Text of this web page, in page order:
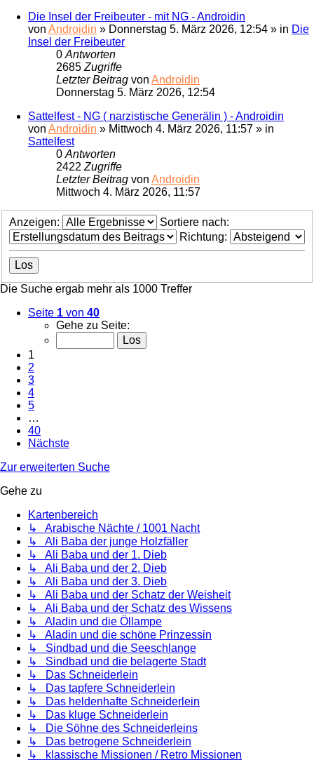
Die Insel der Freibeuter - mit NG - Androidin
von Androidin » Donnerstag 5. März 2026, 12:54 » in Die
Insel der Freibeuter
0Antworten
2685Zugriffe
Letzter Beitrag von Androidin
Donnerstag 5. März 2026, 12:54
Sattelfest - NG ( narzistische Generälin ) - Androidin
von Androidin » Mittwoch 4. März 2026, 11:57 » in
Sattelfest
0Antworten
2422Zugriffe
Letzter Beitrag von Androidin
Mittwoch 4. März 2026, 11:57
Anzeigen:
Sortiere nach:
Richtung:
Die Suche ergab mehr als 1000 Treffer
Seite 1 von 40
Gehe zu Seite:
1
2
3
4
5
…
40
Nächste
Zur erweiterten Suche
Gehe zu
Kartenbereich
↳ Arabische Nächte / 1001 Nacht
↳ Ali Baba der junge Holzfäller
↳ Ali Baba und der 1. Dieb
↳ Ali Baba und der 2. Dieb
↳ Ali Baba und der 3. Dieb
↳ Ali Baba und der Schatz der Weisheit
↳ Ali Baba und der Schatz des Wissens
↳ Aladin und die Öllampe
↳ Aladin und die schöne Prinzessin
↳ Sindbad und die Seeschlange
↳ Sindbad und die belagerte Stadt
↳ Das Schneiderlein
↳ Das tapfere Schneiderlein
↳ Das heldenhafte Schneiderlein
↳ Das kluge Schneiderlein
↳ Die Söhne des Schneiderleins
↳ Das betrogene Schneiderlein
↳ klassische Missionen / Retro Missionen